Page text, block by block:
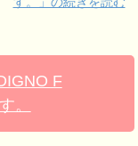
F
。